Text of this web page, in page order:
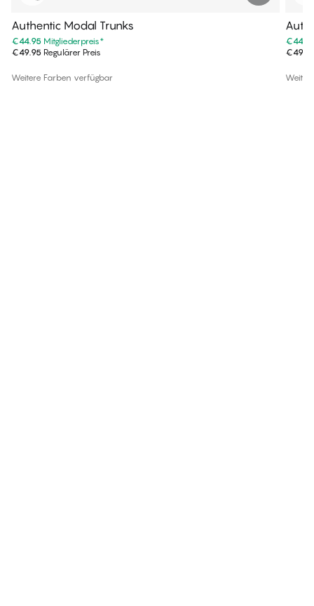
Authentic Modal Trunks
€44.95 Mitgliederpreis*
€49.95 Regulärer Preis
Weitere Farben verfügbar